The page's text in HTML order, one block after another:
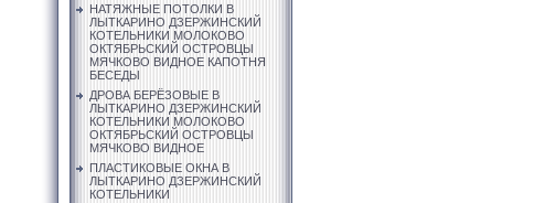
НАТЯЖНЫЕ ПОТОЛКИ В
ЛЫТКАРИНО ДЗЕРЖИНСКИЙ
КОТЕЛЬНИКИ МОЛОКОВО
ОКТЯБРЬСКИЙ ОСТРОВЦЫ
МЯЧКОВО ВИДНОЕ КАПОТНЯ
БЕСЕДЫ
ДРОВА БЕРЁЗОВЫЕ В
ЛЫТКАРИНО ДЗЕРЖИНСКИЙ
КОТЕЛЬНИКИ МОЛОКОВО
ОКТЯБРЬСКИЙ ОСТРОВЦЫ
МЯЧКОВО ВИДНОЕ
ПЛАСТИКОВЫЕ ОКНА В
ЛЫТКАРИНО ДЗЕРЖИНСКИЙ
КОТЕЛЬНИКИ